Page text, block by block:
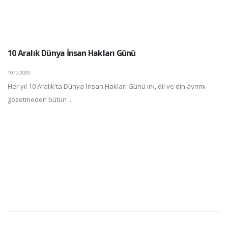
10 Aralık Dünya İnsan Hakları Günü
10.12.2020
Her yıl 10 Aralık'ta Dünya İnsan Hakları Günü ırk, dil ve din ayrımı
gözetmeden bütün ...